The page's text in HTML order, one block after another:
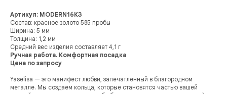
Артикул: MODERN16КЗ
Состав: красное золото 585 пробы
Ширина: 5 мм
Толщина: 1,2 мм
Средний вес изделия составляет 4,1 г
Ручная работа. Комфортная посадка
Цена по запросу
Yaselisa — это манифест любви, запечатленный в благородном
металле. Мы создаем кольца, которые становятся частью вашей